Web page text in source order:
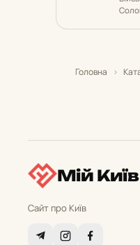
Головна ›
Мій Київ
Сайт про Київ